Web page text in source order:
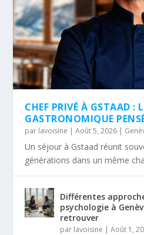
CHEF PRIVÉ À GSTAAD :
GASTRONOMIQUE
par lavoisine |Août 5, 2026 |
Un séjour à Gstaad réunit
générations dans un même
Différentes
psychologie à
retrouver
par lavoisine |Août 1,